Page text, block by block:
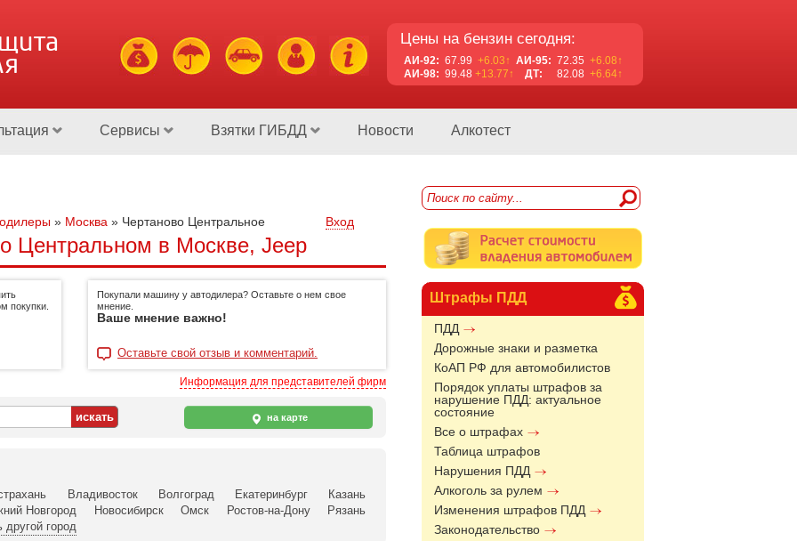
Цены на бензин сегодня:
АИ-92: 67.99 +6.03↑ АИ-95: 72.35 +6.08↑
АИ-98: 99.48 +13.77↑ ДТ: 82.08 +6.64↑
Сервисы Взятки ГИБДД Новости Алкотест
Штрафы ПДД
ПДД
Дорожные знаки и разметка
КоАП РФ для автомобилистов
Порядок уплаты штрафов за
нарушение ПДД: актуальное
состояние
Все о штрафах
Таблица штрафов
Нарушения ПДД
Алкоголь за рулем
Изменения штрафов ПДД
Законодательство
» Москва » Чертаново Центральное Вход
Центральном в Москве, Jeep
покупки.
Покупали машину у автодилера? Оставьте о нем свое
мнение.
Ваше мнение важно!
Оставьте свой отзыв и комментарий.
Информация для представителей фирм
на карте
Владивосток Волгоград Екатеринбург
Казань
Новгород
Новосибирск Омск Ростов-на-Дону
Рязань
другой город